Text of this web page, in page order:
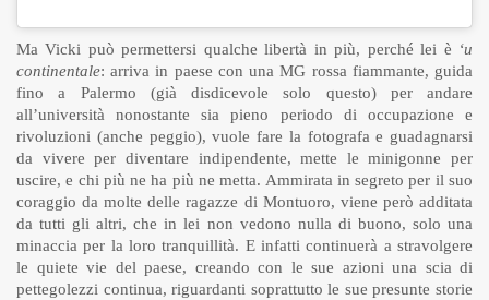
Ma Vicki può permettersi qualche libertà in più, perché lei è ‘u
continentale: arriva in paese con una MG rossa fiammante, guida
fino a Palermo (già disdicevole solo questo) per andare
all’università nonostante sia pieno periodo di occupazione e
rivoluzioni (anche peggio), vuole fare la fotografa e guadagnarsi
da vivere per diventare indipendente, mette le minigonne per
uscire, e chi più ne ha più ne metta. Ammirata in segreto per il suo
coraggio da molte delle ragazze di Montuoro, viene però additata
da tutti gli altri, che in lei non vedono nulla di buono, solo una
minaccia per la loro tranquillità. E infatti continuerà a stravolgere
le quiete vie del paese, creando con le sue azioni una scia di
pettegolezzi continua, riguardanti soprattutto le sue presunte storie